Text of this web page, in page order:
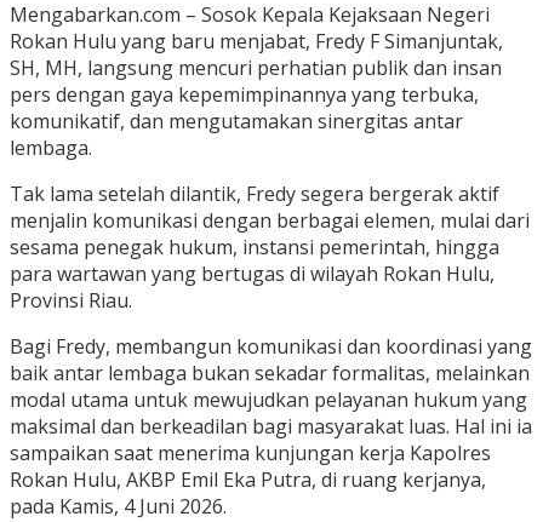
Mengabarkan.com – Sosok Kepala Kejaksaan Negeri
Rokan Hulu yang baru menjabat, Fredy F Simanjuntak,
SH, MH, langsung mencuri perhatian publik dan insan
pers dengan gaya kepemimpinannya yang terbuka,
komunikatif, dan mengutamakan sinergitas antar
lembaga.
Tak lama setelah dilantik, Fredy segera bergerak aktif
menjalin komunikasi dengan berbagai elemen, mulai dari
sesama penegak hukum, instansi pemerintah, hingga
para wartawan yang bertugas di wilayah Rokan Hulu,
Provinsi Riau.
Bagi Fredy, membangun komunikasi dan koordinasi yang
baik antar lembaga bukan sekadar formalitas, melainkan
modal utama untuk mewujudkan pelayanan hukum yang
maksimal dan berkeadilan bagi masyarakat luas. Hal ini ia
sampaikan saat menerima kunjungan kerja Kapolres
Rokan Hulu, AKBP Emil Eka Putra, di ruang kerjanya,
pada Kamis, 4 Juni 2026.